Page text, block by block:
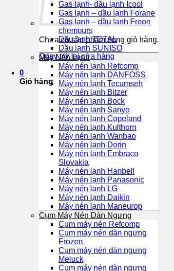
Chưa có sản phẩm trong giỏ hàng.
Quay trở lại cửa hàng
0
Giỏ hàng
Gas lạnh- dầu lạnh Icool
Gas lạnh – dầu lạnh Forane
Gas lạnh – dầu lạnh Freon
chemours
Dầu lạnh TOTAL
Dầu lạnh SUNISO
Máy Nén Lạnh
Máy nén lạnh Refcomp
Máy nén lạnh DANFOSS
Máy nén lạnh Tecumseh
Máy nén lạnh Bitzer
Máy nén lạnh Bock
Máy nén lạnh Sanyo
Máy nén lạnh Copeland
Máy nén lạnh Kulthorn
Máy nén lạnh Wanbao
Máy nén lạnh Dorin
Máy nén lạnh Embraco
Slovakia
Máy nén lạnh Hanbell
Máy nén lạnh Panasonic
Máy nén lạnh LG
Máy nén lạnh Daikin
Máy nén lạnh Maneurop
Cụm Máy Nén Dàn Ngưng
Cụm máy nén Refcomp
Cụm máy nén dàn ngưng
Frozen
Cụm máy nén dàn ngưng
Meluck
Cụm máy nén dàn ngưng